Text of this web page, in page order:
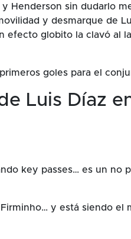
Henderson sin dudarlo
y desmarque de
efecto globito la clavó al
goles para el
Luis Díaz
key passes… es un no
y está siendo el